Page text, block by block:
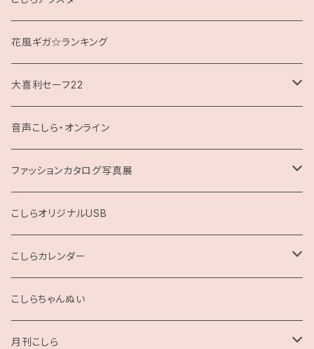
花風ギガ☆ランキング
大喜利セーフ22
お題回答Tシャツ
音声こしら・オンライン
ファッションカタログ写真展
展示用A4サイズ
2L版
こしらオリジナルUSB
こしらカレンダー
2025
こしらちゃんぬい
月刊こしら